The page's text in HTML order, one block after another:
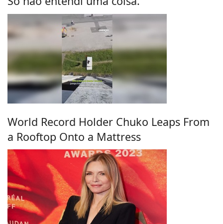
World Record Holder Chuko Leaps From
a Rooftop Onto a Mattress